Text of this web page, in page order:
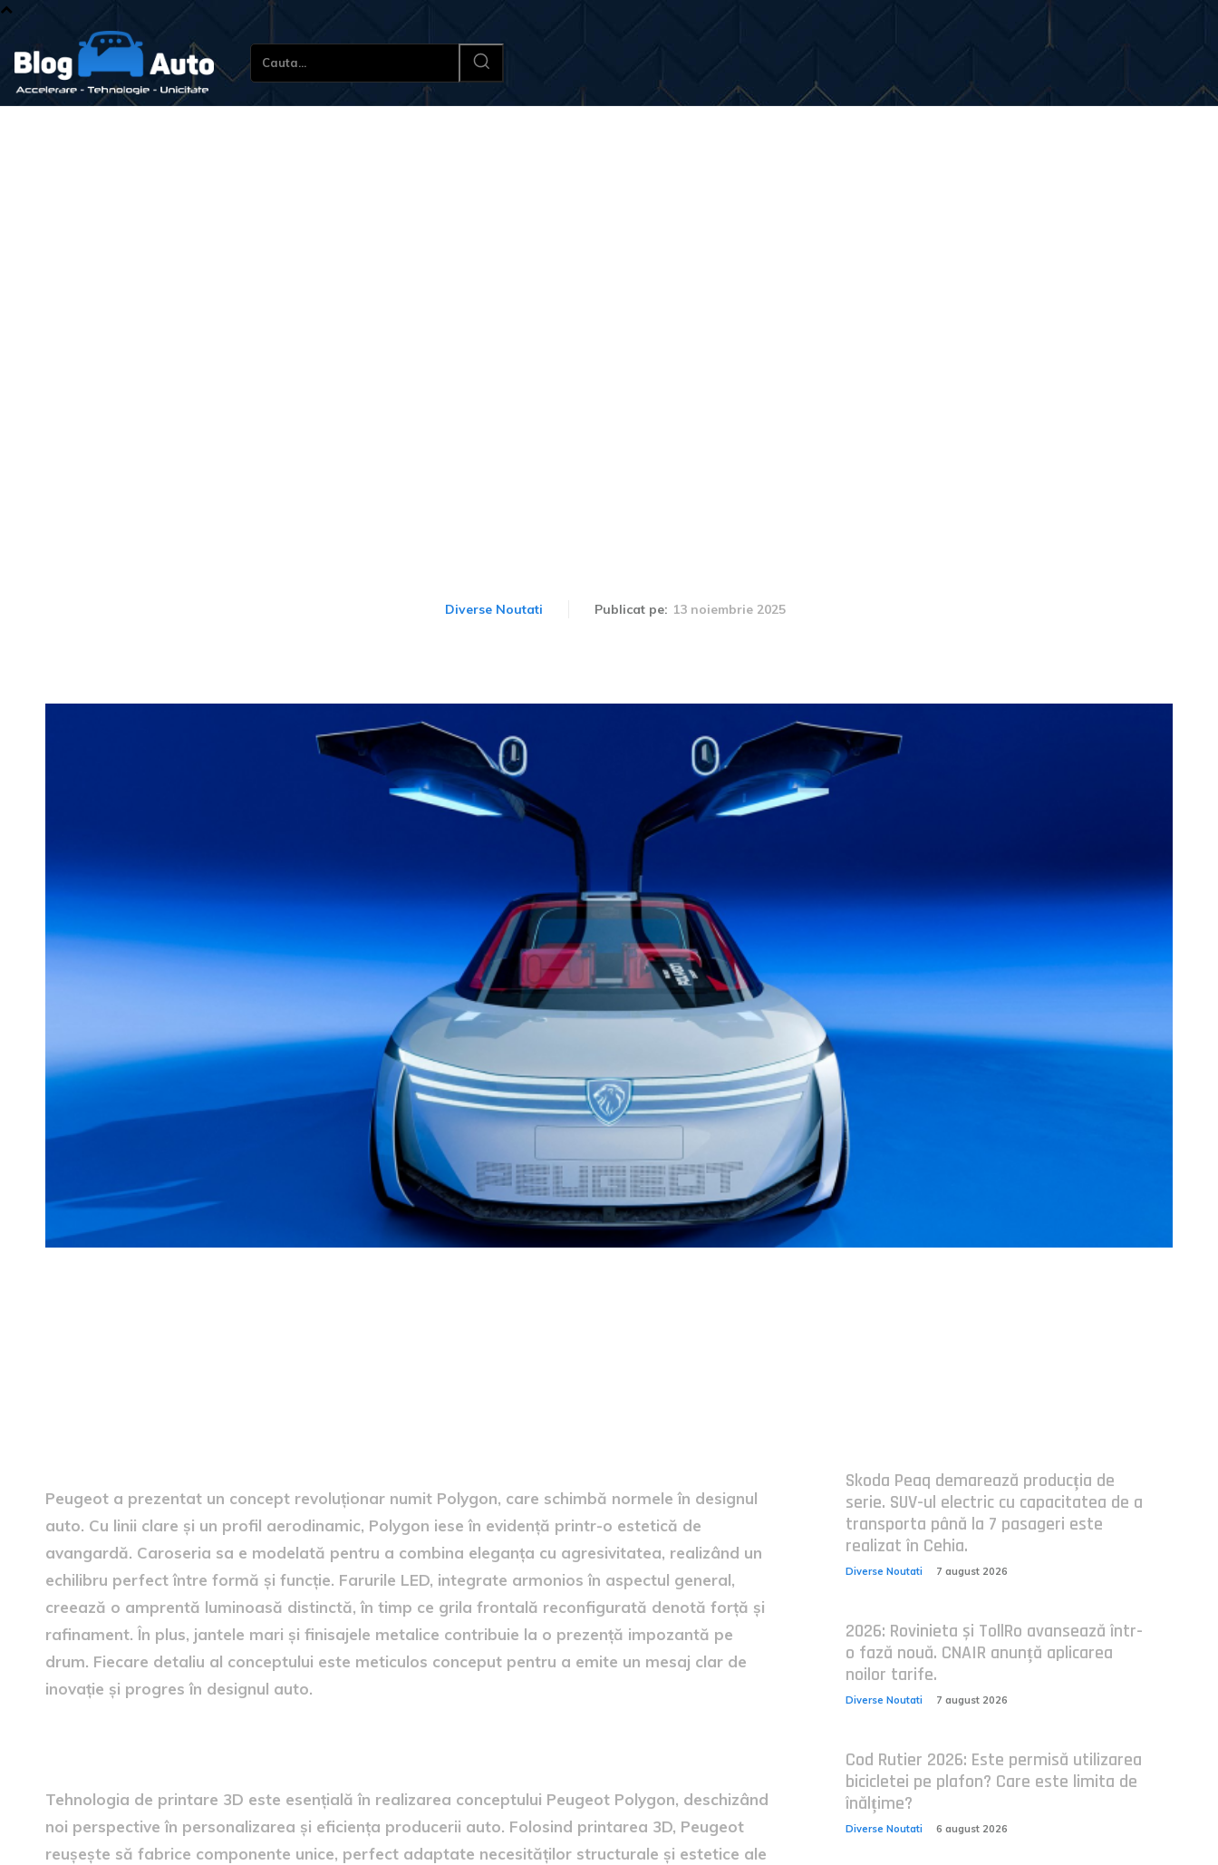
Cauta...
Diverse Noutati Publicat pe: 13 noiembrie 2025
Peugeot a prezentat un concept revoluționar numit Polygon, care schimbă normele în designul
auto. Cu linii clare și un profil aerodinamic, Polygon iese în evidență printr-o estetică de
avangardă. Caroseria sa e modelată pentru a combina eleganța cu agresivitatea, realizând un
echilibru perfect între formă și funcție. Farurile LED, integrate armonios în aspectul general,
creează o amprentă luminoasă distinctă, în timp ce grila frontală reconfigurată denotă forță și
rafinament. În plus, jantele mari și finisajele metalice contribuie la o prezență impozantă pe
drum. Fiecare detaliu al conceptului este meticulos conceput pentru a emite un mesaj clar de
inovație și progres în designul auto.
Tehnologia de printare 3D este esențială în realizarea conceptului Peugeot Polygon, deschizând
noi perspective în personalizarea și eficiența producerii auto. Folosind printarea 3D, Peugeot
reușește să fabrice componente unice, perfect adaptate necesităților structurale și estetice ale
Skoda Peaq demarează producția de
serie. SUV-ul electric cu capacitatea de a
transporta până la 7 pasageri este
realizat în Cehia.
Diverse Noutati 7 august 2026
2026: Rovinieta și TollRo avansează într-
o fază nouă. CNAIR anunță aplicarea
noilor tarife.
Diverse Noutati 7 august 2026
Cod Rutier 2026: Este permisă utilizarea
bicicletei pe plafon? Care este limita de
înălțime?
Diverse Noutati 6 august 2026